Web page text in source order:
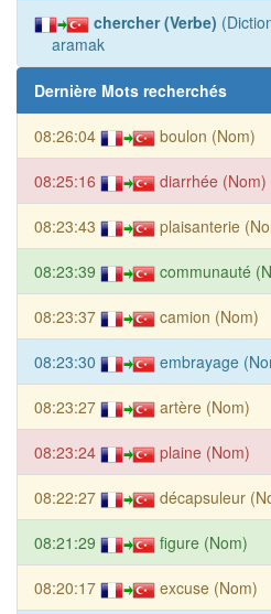
chercher (Verbe)
aramak
Dernière Mots recherchés
08:26:04 boulon (Nom)
08:25:16 diarrhée (Nom)
08:23:43 plaisanterie
08:23:39 communauté
08:23:37 camion (Nom)
08:23:30 embrayage
08:23:27 artère (Nom)
08:23:24 plaine (Nom)
08:22:27 décapsuleur
08:21:29 figure (Nom)
08:20:17 excuse (Nom)